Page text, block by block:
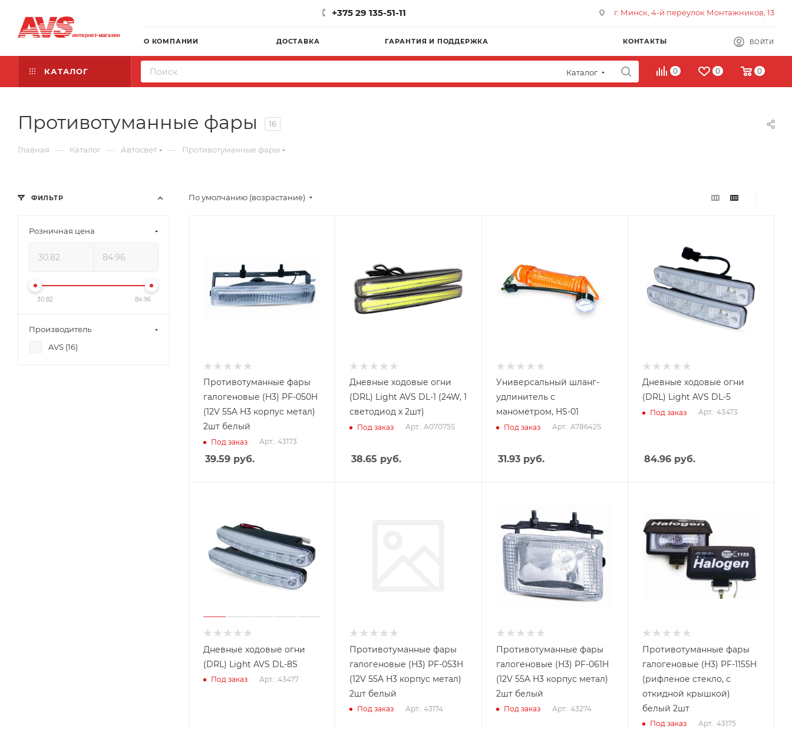
+375 29 135-51-11 г. Минск, 4-й переулок Монтажников, 13
О КОМПАНИИ ДОСТАВКА ГАРАНТИЯ И ПОДДЕРЖКА КОНТАКТЫ ВОЙТИ
КАТАЛОГ Каталог 0 0 0
Противотуманные фары 16
Главная — Каталог — Автосвет — Противотуманные фары
По умолчанию (возрастание)
Противотуманные фары
галогеновые (H3) PF-050H
(12V 55A H3 корпус метал)
2шт белый
Под заказ Арт.: 43173
39.59 руб.
Дневные ходовые огни
(DRL) Light AVS DL-1 (24W, 1
светодиод х 2шт)
Под заказ Арт.: A07075S
38.65 руб.
Универсальный шланг-
удлинитель с
манометром, HS-01
Под заказ Арт.: A78642S
31.93руб.
Дневные ходовые огни
(DRL) Light AVS DL-5
Под заказ Арт.: 43473
84.96руб.
Дневные ходовые огни
(DRL) Light AVS DL-8S
Под заказ Арт.: 43477
Противотуманные фары
галогеновые (H3) PF-053H
(12V 55A H3 корпус метал)
2шт белый
Под заказ Арт.: 43174
Противотуманные фары
галогеновые (H3) PF-061H
(12V 55A H3 корпус метал)
2шт белый
Под заказ Арт.: 43274
Противотуманные фары
галогеновые (H3) PF-1155H
(рифленое стекло, с
откидной крышкой)
белый 2шт
Под заказ Арт.: 43175
ФИЛЬТР
Розничная цена
30.82 84.96
Производитель
AVS (16)